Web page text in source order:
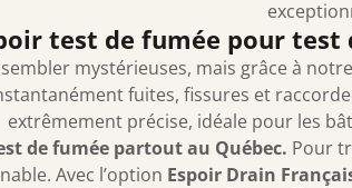
test de fumée pour
mystérieuses, mais grâce à
fuites, fissures et
extrêmement précise, idéale pour les
de fumée partout au Québec. Pour
Avec l’option Espoir Drain